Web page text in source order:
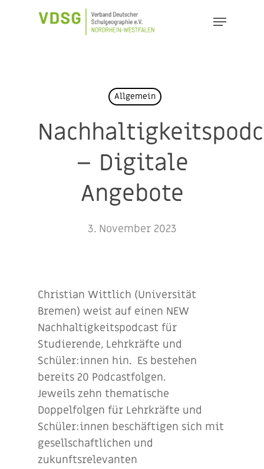
Menu
Allgemein
– Digitale
Angebote
3. November 2023
Christian Wittlich (Universität
Bremen) weist auf einen NEW
Nachhaltigkeitspodcast für
Studierende, Lehrkräfte und
Schüler:innen hin. Es bestehen
bereits 20 Podcastfolgen.
Jeweils zehn thematische
Doppelfolgen für Lehrkräfte und
Schüler:innen beschäftigen sich mit
gesellschaftlichen und
zukunftsrelevanten